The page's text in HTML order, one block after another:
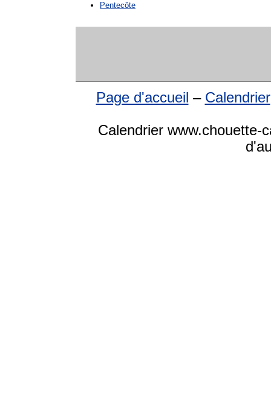
Pentecôte
Page d'accueil – Calendrier
Calendrier www.chouette-